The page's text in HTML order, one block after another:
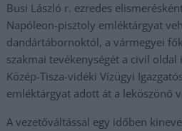
Busi László r. ezredes
Napóleon-pisztoly emléktárgyat
dandártábornoktól, a vármegyei
szakmai tevékenységét a civil
Közép-Tisza-vidéki Vízügyi
emléktárgyat adott át a leköszönő
A vezetőváltással egy időben